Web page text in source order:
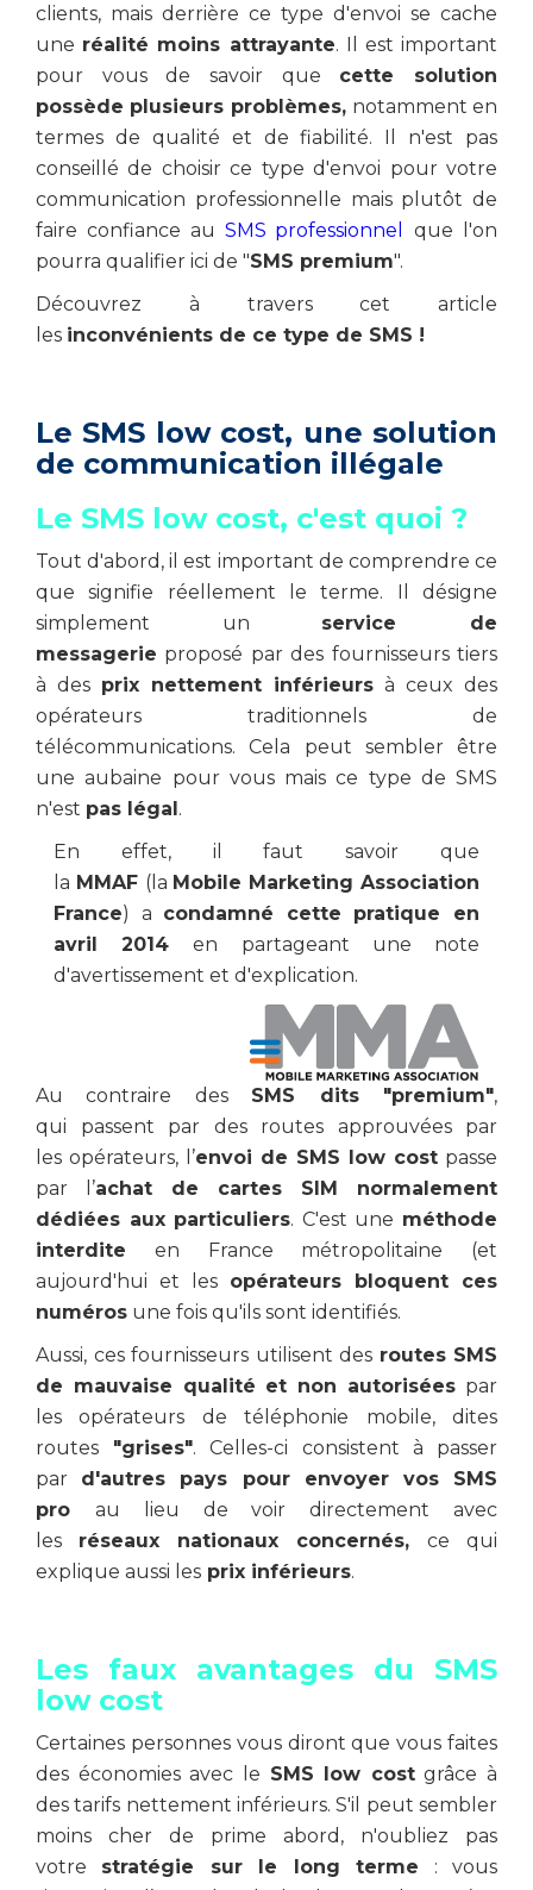
clients, mais derrière ce type d'envoi se cache
une réalité moins attrayante. Il est important
pour vous de savoir que cette solution
possède plusieurs problèmes, notamment en
termes de qualité et de fiabilité. Il n'est pas
conseillé de choisir ce type d'envoi pour votre
communication professionnelle mais plutôt de
faire confiance au SMS professionnel
que l'on
pourra qualifier ici de "SMS premium".
Découvrez à travers cet article
les inconvénients de ce type de SMS !
Le SMS low cost, une solution
de communication illégale
Le SMS low cost, c'est quoi ?
Tout d'abord, il est important de comprendre ce
que signifie réellement le terme. Il désigne
simplement un service de
messagerie proposé par des fournisseurs tiers
à des prix nettement inférieurs à ceux des
opérateurs traditionnels de
télécommunications. Cela peut sembler être
une aubaine pour vous mais ce type de SMS
n'est pas légal.
En effet, il faut savoir que
la MMAF (la Mobile Marketing Association
France) a condamné cette pratique en
avril 2014en partageant une note
d'avertissement et d'explication.
Au contraire des SMS dits "premium",
qui passent par des routes approuvées par
les opérateurs, l’envoi de SMS low cost passe
par l’achat de cartes SIM normalement
dédiées aux particuliers. C'est une méthode
interdite en France métropolitaine (et
aujourd'hui et les opérateurs bloquent ces
numéros une fois qu'ils sont identifiés.
Aussi, ces fournisseurs utilisent des routes SMS
de mauvaise qualité et non autorisées par
les opérateurs de téléphonie mobile, dites
routes "grises". Celles-ci consistent à passer
par d'autres pays pour envoyer vos SMS
pro au lieu de voir directement avec
les réseaux nationaux concernés, ce qui
explique aussi les prix inférieurs.
Les faux avantages du SMS
low cost
Certaines personnes vous diront que vous faites
des économies avec le SMS low costgrâce à
des tarifs nettement inférieurs. S'il peut sembler
moins cher de prime abord, n'oubliez pas
votre stratégie sur le long terme : vous